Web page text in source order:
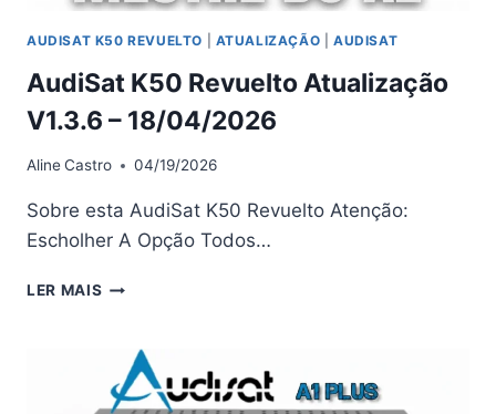
AUDISAT K50 REVUELTO ATUALIZAÇÃO |AUDISAT
AudiSat K50 Revuelto Atualização
V1.3.6 – 18/04/2026
AlineCastro 04/19/2026
Sobre esta AudiSat K50 Revuelto Atenção:
Escholher A Opção Todos…
LER MAIS AUDISAT
ATUALIZAÇÃO
V1.3.6